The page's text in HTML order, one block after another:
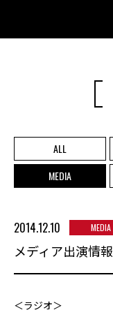
ALL
MEDIA
2014.12.10 MEDIA
メディア出演情報
＜ラジオ＞